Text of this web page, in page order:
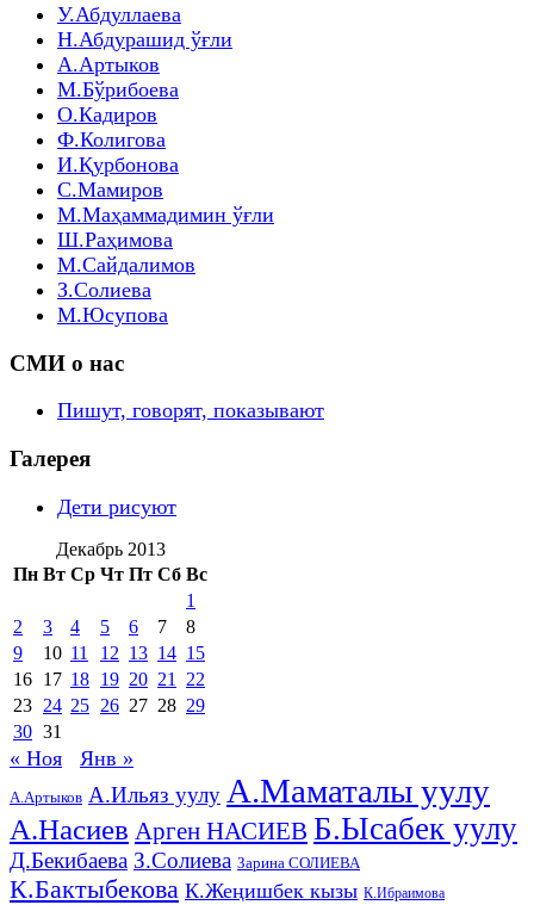
У.Абдуллаева
Н.Абдурашид ўғли
А.Артыков
М.Бўрибоева
О.Кадиров
Ф.Колигова
И.Қурбонова
С.Мамиров
М.Маҳаммадимин ўғли
Ш.Раҳимова
М.Сайдалимов
З.Солиева
М.Юсупова
СМИ о нас
Пишут, говорят, показывают
Галерея
Дети рисуют
Декабрь 2013
Пн Вт Ср Чт Пт Сб Вс
1
2
3 4 5 6 7
8
9
10 11 12 13 14 15
16 17 18 19 20 21
22
23 24 25 26 27 28 29
30 31
« Ноя Янв »
А.Артыков А.Ильяз уулу А.Маматалы уулу
А.Насиев Арген НАСИЕВ Б.Ысабек уулу
Д.Бекибаева З.Солиева Зарина СОЛИЕВА
К.Бактыбекова К.Жеңишбек кызы К.Ибраимова